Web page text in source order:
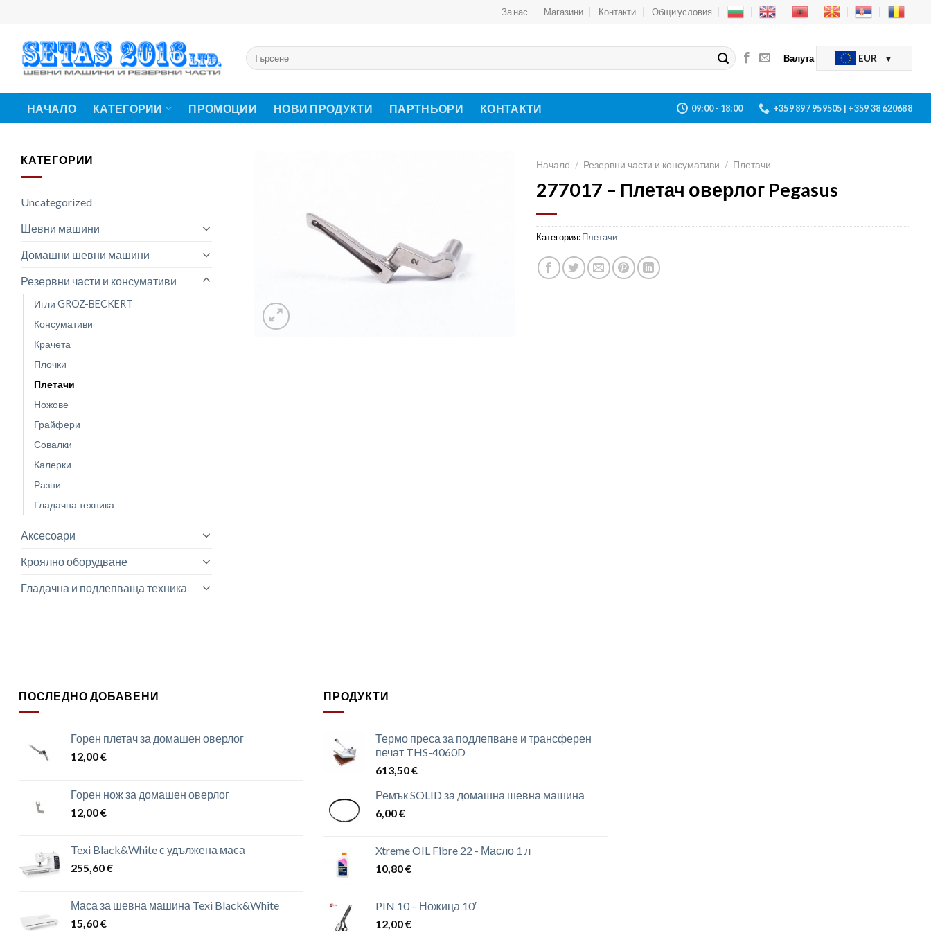
content
За нас Магазини Контакти Общи условия
Търсене
за:
Валута EUR
НАЧАЛО КАТЕГОРИИ ПРОМОЦИИ НОВИ ПРОДУКТИ ПАРТНЬОРИ КОНТАКТИ 09:00 - 18:00 +359 897 959505 | +359 38 620688
КАТЕГОРИИ
Uncategorized
Шевни машини
Домашни шевни машини
Резервни части и консумативи
Игли GROZ-BECKERT
Консумативи
Крачета
Плочки
Плетачи
Ножове
Грайфери
Совалки
Калерки
Разни
Гладачна техника
Аксесоари
Кроялно оборудване
Гладачна и подлепваща техника
Начало / Резервни части и консумативи / Плетачи
277017 – Плетач оверлог Pegasus
Категория:Плетачи
ПОСЛЕДНО ДОБАВЕНИ
Горен плетач за домашен оверлог
12,00€
Горен нож за домашен оверлог
12,00€
Texi Black&White с удължена маса
255,60€
Маса за шевна машина Texi Black&White
15,60€
ПРОДУКТИ
Термо преса за подлепване и трансферен
печат THS-4060D
613,50€
Ремък SOLID за домашна шевна машина
6,00€
Xtreme OIL Fibre 22 - Масло 1 л
10,80€
PIN 10 – Ножица 10′
12,00€